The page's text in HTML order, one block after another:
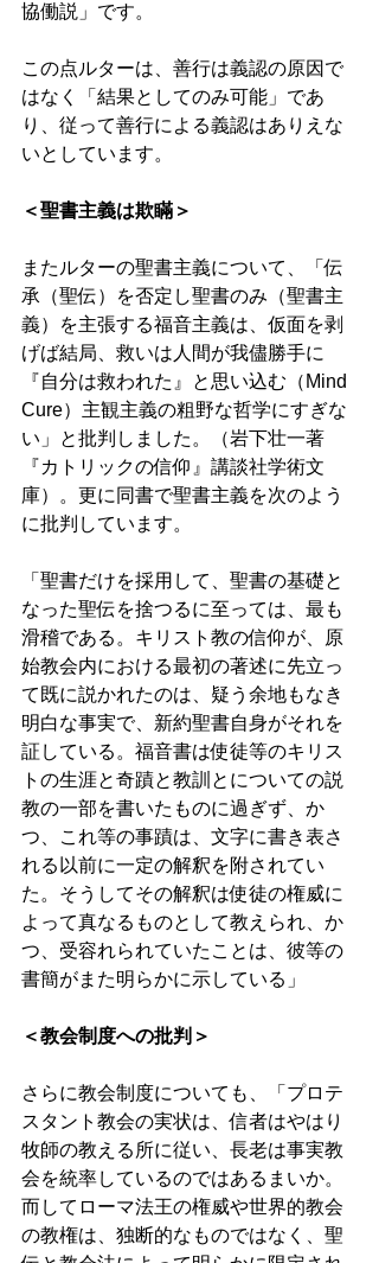
協働説」です。
この点ルターは、善行は義認の原因で
はなく「結果としてのみ可能」であ
り、従って善行による義認はありえな
いとしています。
＜聖書主義は欺瞞＞
またルターの聖書主義について、「伝
承（聖伝）を否定し聖書のみ（聖書主
義）を主張する福音主義は、仮面を剥
げば結局、救いは人間が我儘勝手に
『自分は救われた』と思い込む（Mind
Cure）主観主義の粗野な哲学にすぎな
い」と批判しました。（岩下壮一著
『カトリックの信仰』講談社学術文
庫）。更に同書で聖書主義を次のよう
に批判しています。
「聖書だけを採用して、聖書の基礎と
なった聖伝を捨つるに至っては、最も
滑稽である。キリスト教の信仰が、原
始教会内における最初の著述に先立っ
て既に説かれたのは、疑う余地もなき
明白な事実で、新約聖書自身がそれを
証している。福音書は使徒等のキリス
トの生涯と奇蹟と教訓とについての説
教の一部を書いたものに過ぎず、か
つ、これ等の事蹟は、文字に書き表さ
れる以前に一定の解釈を附されてい
た。そうしてその解釈は使徒の権威に
よって真なるものとして教えられ、か
つ、受容れられていたことは、彼等の
書簡がまた明らかに示している」
＜教会制度への批判＞
さらに教会制度についても、「プロテ
スタント教会の実状は、信者はやはり
牧師の教える所に従い、長老は事実教
会を統率しているのではあるまいか。
而してローマ法王の権威や世界的教会
の教権は、独断的なものではなく、聖